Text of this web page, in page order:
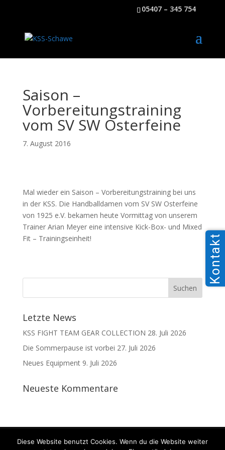
05407 – 345 754
Saison –
Vorbereitungstraining
vom SV SW Osterfeine
7. August 2016
Mal wieder ein Saison – Vorbereitungstraining bei uns
in der KSS. Die Handballdamen vom SV SW Osterfeine
von 1925 e.V. bekamen heute Vormittag von unserem
Trainer Arian Meyer eine intensive Kick-Box- und Mixed
Fit – Trainingseinheit!
Letzte News
KSS FIGHT TEAM GEAR COLLECTION 28. Juli 2026
Die Sommerpause ist vorbei 27. Juli 2026
Neues Equipment 9. Juli 2026
Neueste Kommentare
Kontakt Datenschutz Impressum
Kontakt
Diese Website benutzt Cookies. Wenn du die Website weiter